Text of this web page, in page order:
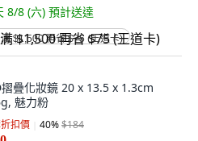
8/8 (六) 預計送達
满 $1,500 再省 $75 (王道卡)
摺疊化妝鏡 20 x 13.5 x 1.3cm
魅力粉
扣價 40%$184